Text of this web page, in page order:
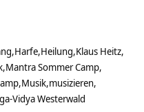
Harfe Heilung Klaus Heitz
Mantra Sommer Camp
Musik musizieren
Vidya Westerwald